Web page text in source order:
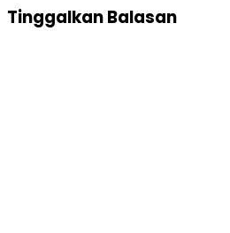
Tinggalkan Balasan